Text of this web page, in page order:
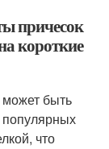
причесок
короткие
может быть
что